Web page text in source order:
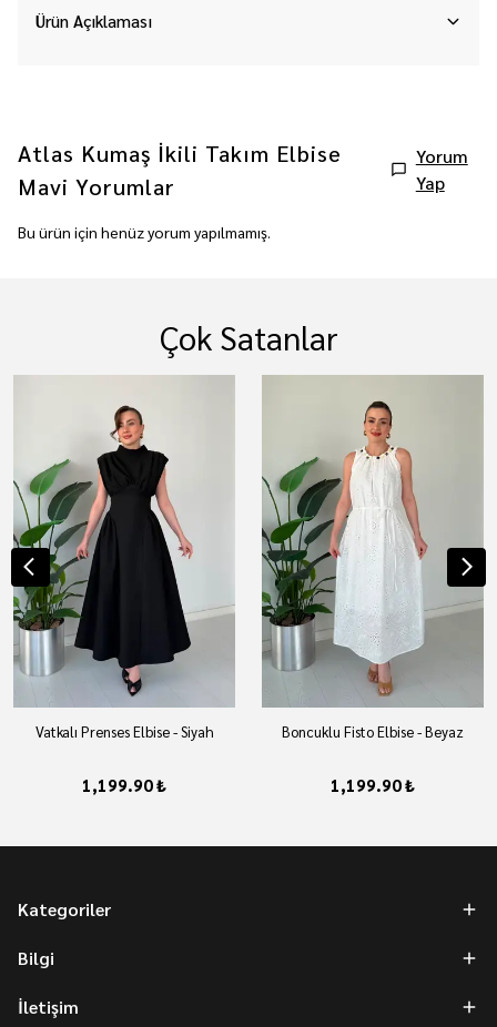
Ürün Açıklaması
Atlas Kumaş İkili Takım Elbise
Mavi Yorumlar
Yorum
Yap
Bu ürün için henüz yorum yapılmamış.
Çok Satanlar
Vatkalı Prenses Elbise - Siyah
1,199.90 ₺
Boncuklu Fisto Elbise - Beyaz
1,199.90 ₺
Kategoriler
Bilgi
İletişim